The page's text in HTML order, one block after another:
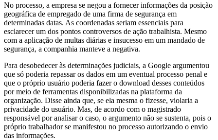
No processo, a empresa se negou a fornecer informações da posição
geográfica de empregado de uma firma de segurança em
determinadas datas. As coordenadas seriam essenciais para
esclarecer um dos pontos controversos de ação trabalhista. Mesmo
com a aplicação de multas diárias e insucesso em um mandado de
segurança, a companhia manteve a negativa.
Para desobedecer às determinações judiciais, a Google argumentou
que só poderia repassar os dados em um eventual processo penal e
que o próprio usuário poderia fazer o download desses conteúdos
por meio de ferramentas disponibilizadas na plataforma da
organização. Disse ainda que, se ela mesma o fizesse, violaria a
privacidade do usuário. Mas, de acordo com o magistrado
responsável por analisar o caso, o argumento não se sustenta, pois o
próprio trabalhador se manifestou no processo autorizando o envio
das informações.